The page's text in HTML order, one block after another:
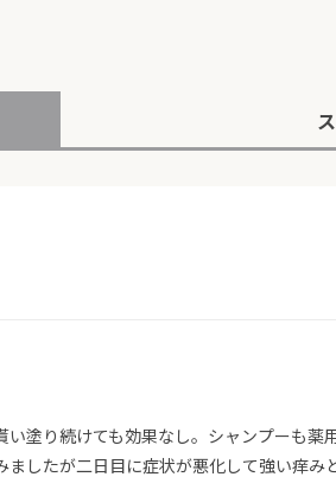
塗り続けても効果なし。シャンプーも
したが二日目に症状が悪化して強い痒